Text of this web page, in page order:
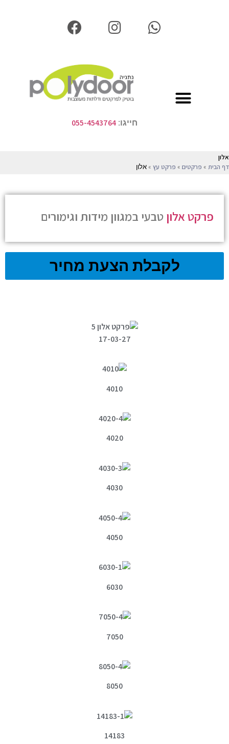
חייגו:055-4543764
אלון
דף הבית » פרקטים » פרקט עץ »אלון
פרקט אלון טבעי במגוון מידות וגימורים
לקבלת הצעת מחיר
17-03-27
4010
4020
4030
4050
6030
7050
8050
14183